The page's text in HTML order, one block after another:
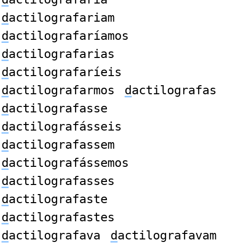
dactilografariam
dactilografaríamos
dactilografarias
dactilografaríeis
dactilografarmos dactilografas
dactilografasse
dactilografásseis
dactilografassem
dactilografássemos
dactilografasses
dactilografaste
dactilografastes
dactilografava dactilografavam